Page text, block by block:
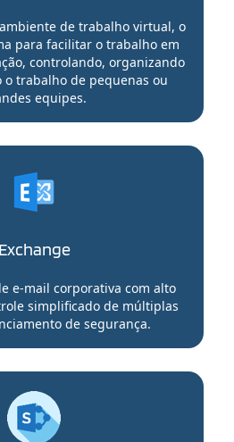
de trabalho virtual, o
para facilitar o trabalho em
controlando, organizando
o trabalho de pequenas ou
equipes.
Exchange
e-mail corporativa com alto
simplificado de múltiplas
de segurança.